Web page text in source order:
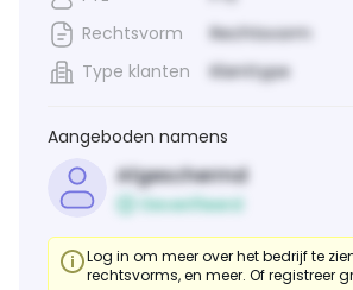
Rechtsvorm
Rechtsvorm
Type klanten
Klanttype
Aangeboden namens
Afgeschermd
Geverifieerd
Log in om meer over het bedrijf te
rechtsvorms, en meer. Of registreer